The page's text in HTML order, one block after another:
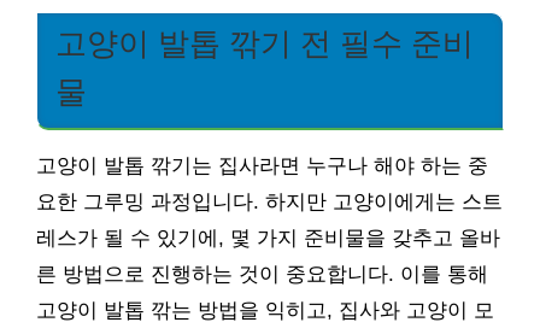
고양이 발톱 깎기 전 필수 준비
물
고양이 발톱 깎기는 집사라면 누구나 해야 하는 중
요한 그루밍 과정입니다. 하지만 고양이에게는 스트
레스가 될 수 있기에, 몇 가지 준비물을 갖추고 올바
른 방법으로 진행하는 것이 중요합니다. 이를 통해
고양이 발톱 깎는 방법을 익히고, 집사와 고양이 모